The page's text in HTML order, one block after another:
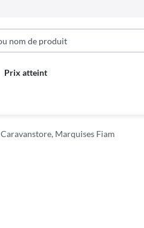
Prix ​​atteint
Marquises Fiam